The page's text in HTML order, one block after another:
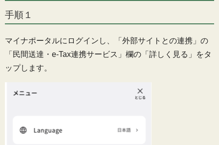
手順１
マイナポータルにログインし、「外部サイトとの連携」の
「民間送達・e-Tax連携サービス」欄の「詳しく見る」をタ
ップします。